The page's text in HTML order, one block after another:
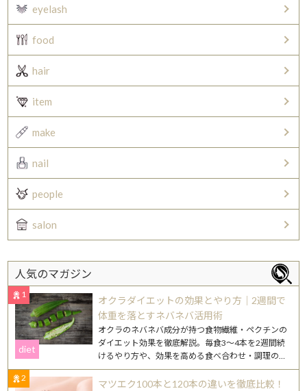
eyelash
food
hair
item
make
nail
people
salon
人気のマガジン
1
オクラダイエットの効果とやり方｜2週間で
体重を落とすネバネバ活用術
diet
オクラのネバネバ成分が持つ食物繊維・ペクチンの
ダイエット効果を徹底解説。毎食3〜4本を2週間続
けるやり方や、効果を高める食べ合わせ・調理のコ
ツを紹介します。
2
マツエク100本と120本の違いを徹底比較！